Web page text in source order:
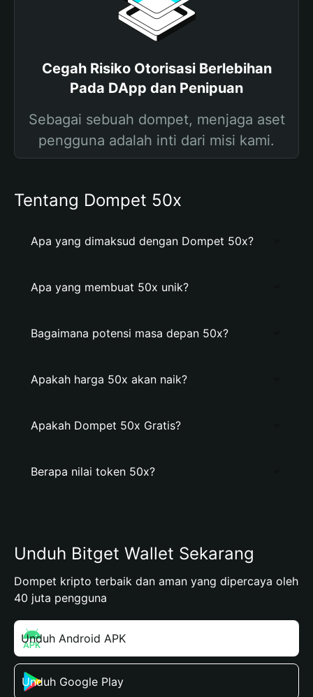
Cegah Risiko Otorisasi Berlebihan
Pada DApp dan Penipuan
Sebagai sebuah dompet, menjaga aset
pengguna adalah inti dari misi kami.
Tentang Dompet 50x
Apa yang dimaksud dengan Dompet 50x?
Apa yang membuat 50x unik?
Bagaimana potensi masa depan 50x?
Apakah harga 50x akan naik?
Apakah Dompet 50x Gratis?
Berapa nilai token 50x?
Unduh Bitget Wallet Sekarang
Dompet kripto terbaik dan aman yang dipercaya oleh
40 juta pengguna
Unduh Android APK
Unduh Google Play